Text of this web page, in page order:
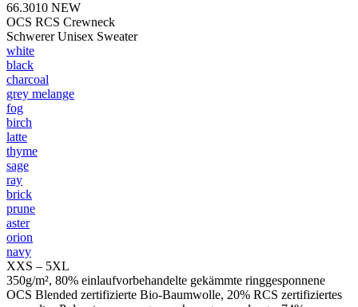
66.3010 NEW
OCS RCS Crewneck
Schwerer Unisex Sweater
white
black
charcoal
grey melange
fog
birch
latte
thyme
sage
ray
brick
prune
aster
orion
navy
XXS – 5XL
350g/m², 80% einlaufvorbehandelte gekämmte ringgesponnene
OCS Blended zertifizierte Bio-Baumwolle, 20% RCS zertifiziertes